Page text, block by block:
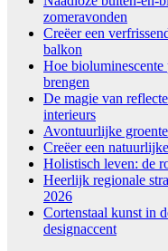
zomeravonden
Creëer een
balkon
Hoe bioluminescente
brengen
De magie van
interieurs
Avontuurlijke
Creëer een
Holistisch leven: de
Heerlijk regionale
2026
Cortenstaal kunst in
designaccent